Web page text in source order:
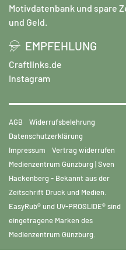
Motivdatenbank und spare
und Geld.
EMPFEHLUNG
Craftlinks.de
Instagram
AGB
Widerrufsbelehrung
Datenschutzerklärung
Impressum
Vertrag widerrufen
Medienzentrum Günzburg | Sven
Hackenberg - Bekannt aus der
Zeitschrift Druck und Medien.
EasyRub® und UV-PROSLIDE® sind
eingetragene Marken des
Medienzentrum Günzburg.